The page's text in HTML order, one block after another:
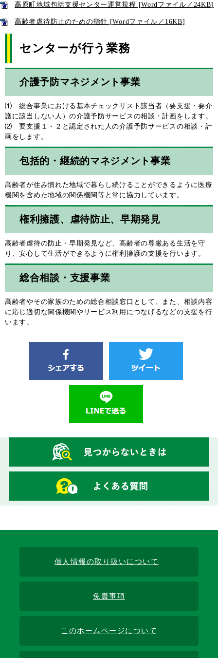
高原町地域包括支援センター運営規程 [Wordファイル／24KB]
高齢者虐待防止のための指針 [Wordファイル／16KB]
センターが行う業務
介護予防マネジメント事業
⑴ 総合事業における基本チェックリスト該当者（要支援・要介
護に該当しない人）の介護予防サービスの相談・計画をします。
⑵ 要支援１・２と認定された人の介護予防サービスの相談・計
画をします。
包括的・継続的マネジメント事業
高齢者が住み慣れた地域で暮らし続けることができるように医療
機関を含めた地域の関係機関等と常に協力しています。
権利擁護、虐待防止、早期発見
高齢者虐待の防止・早期発見など、高齢者の尊厳ある生活を守
り、安心して生活ができるように権利擁護の支援を行います。
総合相談・支援事業
高齢者やその家族のための総合相談窓口として、また、相談内容
に応じ適切な関係機関やサービス利用につなげるなどの支援を行
います。
個人情報の取り扱いについて
免責事項
このホームページについて